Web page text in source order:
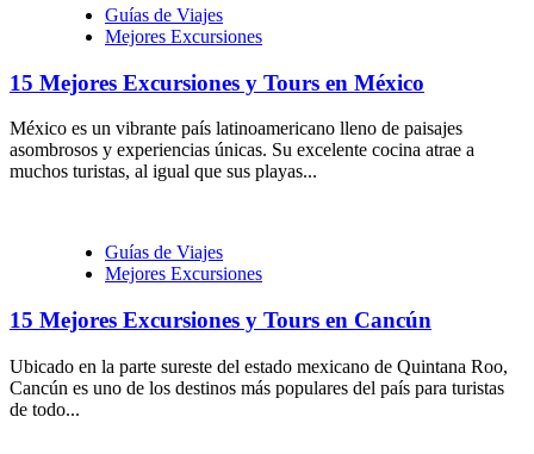
Guías de Viajes
Mejores Excursiones
15 Mejores Excursiones y Tours en México
México es un vibrante país latinoamericano lleno de paisajes
asombrosos y experiencias únicas. Su excelente cocina atrae a
muchos turistas, al igual que sus playas...
Guías de Viajes
Mejores Excursiones
15 Mejores Excursiones y Tours en Cancún
Ubicado en la parte sureste del estado mexicano de Quintana Roo,
Cancún es uno de los destinos más populares del país para turistas
de todo...